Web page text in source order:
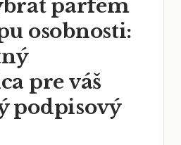
parfém
osobnosti:
pre váš
podpisový